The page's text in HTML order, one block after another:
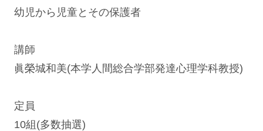
幼児から児童とその保護者
講師
眞榮城和美(本学人間総合学部発達心理学科教授)
定員
10組(多数抽選)